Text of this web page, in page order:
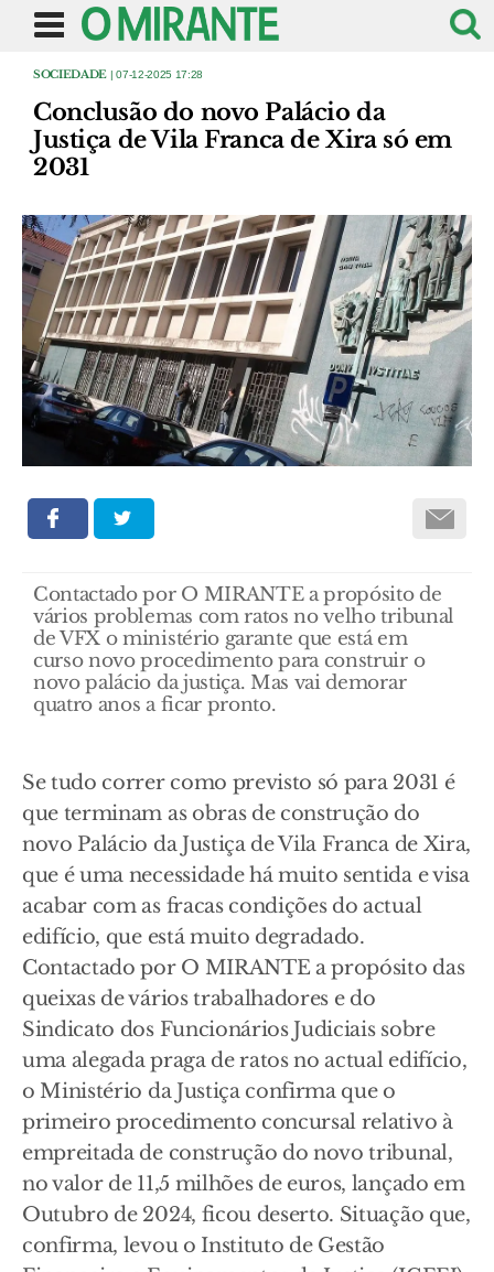
SOCIEDADE | 07-12-2025 17:28
Conclusão do novo Palácio da
Justiça de Vila Franca de Xira só em
2031
Contactado por O MIRANTE a propósito de
vários problemas com ratos no velho tribunal
de VFX o ministério garante que está em
curso novo procedimento para construir o
novo palácio da justiça. Mas vai demorar
quatro anos a ficar pronto.
Se tudo correr como previsto só para 2031 é
que terminam as obras de construção do
novo Palácio da Justiça de Vila Franca de Xira,
que é uma necessidade há muito sentida e visa
acabar com as fracas condições do actual
edifício, que está muito degradado.
Contactado por O MIRANTE a propósito das
queixas de vários trabalhadores e do
Sindicato dos Funcionários Judiciais sobre
uma alegada praga de ratos no actual edifício,
o Ministério da Justiça confirma que o
primeiro procedimento concursal relativo à
empreitada de construção do novo tribunal,
no valor de 11,5 milhões de euros, lançado em
Outubro de 2024, ficou deserto. Situação que,
confirma, levou o Instituto de Gestão